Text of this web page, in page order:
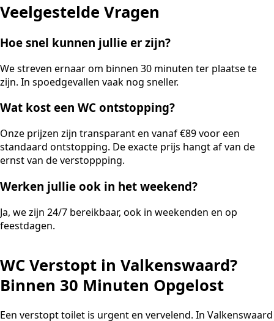
Veelgestelde Vragen
Hoe snel kunnen jullie er zijn?
We streven ernaar om binnen 30 minuten ter plaatse te
zijn. In spoedgevallen vaak nog sneller.
Wat kost een WC ontstopping?
Onze prijzen zijn transparant en vanaf €89 voor een
standaard ontstopping. De exacte prijs hangt af van de
ernst van de verstoppping.
Werken jullie ook in het weekend?
Ja, we zijn 24/7 bereikbaar, ook in weekenden en op
feestdagen.
WC Verstopt in Valkenswaard?
Binnen 30 Minuten Opgelost
Een verstopt toilet is urgent en vervelend. In Valkenswaard